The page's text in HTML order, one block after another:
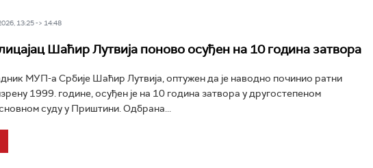
13:25 -> 14:48
Шаћир Лутвија поново осуђен на 10 година затвора
МУП-а Србије Шаћир Лутвија, оптужен да је наводно починио ратни
1999. године, осуђен је на 10 година затвора у другостепеном
суду у Приштини. Одбрана...